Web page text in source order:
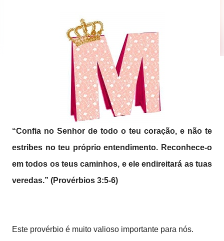
“Confia no Senhor de todo o teu coração, e não te
estribes no teu próprio entendimento. Reconhece-o
em todos os teus caminhos, e ele endireitará as tuas
veredas.” (Provérbios 3:5-6)
Este provérbio é muito valioso importante para nós.